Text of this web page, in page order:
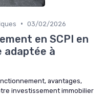
• 03/02/2026
en SCPI en
à
avantages,
investissement immobilier